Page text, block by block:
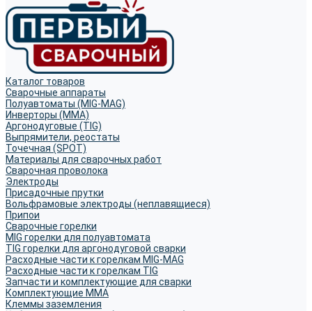
Каталог товаров
Сварочные аппараты
Полуавтоматы (MIG-MAG)
Инверторы (MMA)
Аргонодуговые (TIG)
Выпрямители, реостаты
Точечная (SPOT)
Материалы для сварочных работ
Сварочная проволока
Электроды
Присадочные прутки
Вольфрамовые электроды (неплавящиеся)
Припои
Сварочные горелки
MIG горелки для полуавтомата
TIG горелки для аргонодуговой сварки
Расходные части к горелкам MIG-MAG
Расходные части к горелкам TIG
Запчасти и комплектующие для сварки
Комплектующие ММА
Клеммы заземления